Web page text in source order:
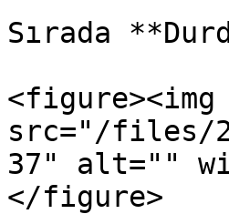
Sırada
<figure><img
src="/files/
37" alt=""
</figure>